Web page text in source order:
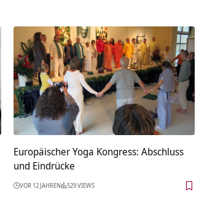
Europäischer Yoga Kongress: Abschluss
und Eindrücke
VOR 12 JAHREN 529 VIEWS